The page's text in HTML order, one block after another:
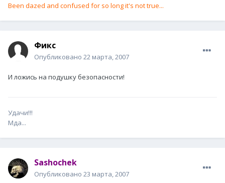
Been dazed and confused for so long it's not true...
Фикс
Опубликовано 22 марта, 2007
И ложись на подушку безопасности!
Удачи!!!
Мда...
Sashochek
Опубликовано 23 марта, 2007